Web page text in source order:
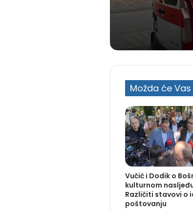
Možda će
Vučić i Dodik o
kulturnom
Različiti stavovi o
poštovanju